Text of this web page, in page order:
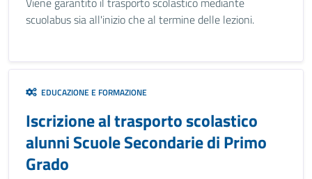
scuolabus sia all'inizio che al termine delle lezioni.
EDUCAZIONE E FORMAZIONE
Iscrizione al trasporto scolastico
alunni Scuole Secondarie di Primo
Grado